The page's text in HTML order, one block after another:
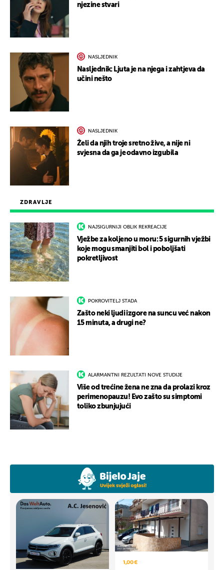
ZDRAVLJE
NAJSIGURNIJI OBLIK REKREACIJE
Vježbe za koljeno u moru: 5 sigurnih vježbi
koje mogu smanjiti bol i poboljšati
pokretljivost
POKROVITELJ STADA
Zašto neki ljudi izgore na suncu već nakon
15 minuta, a drugi ne?
ALARMANTNI REZULTATI NOVE STUDIJE
Više od trećine žena ne zna da prolazi kroz
perimenopauzu! Evo zašto su simptomi
toliko zbunjujući
njezine stvari
NASLJEDNIK
Nasljednik: Ljuta je na njega i zahtjeva da
učini nešto
NASLJEDNIK
Želi da njih troje sretno žive, a nije ni
svjesna da ga je odavno izgubila
1,00 €